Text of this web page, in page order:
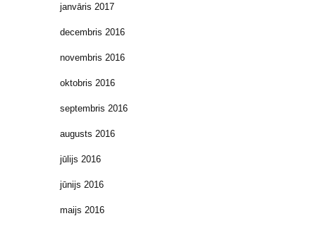
janvāris 2017
decembris 2016
novembris 2016
oktobris 2016
septembris 2016
augusts 2016
jūlijs 2016
jūnijs 2016
maijs 2016